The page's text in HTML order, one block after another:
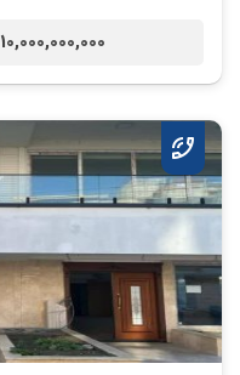
10,000,000,000 تومان /